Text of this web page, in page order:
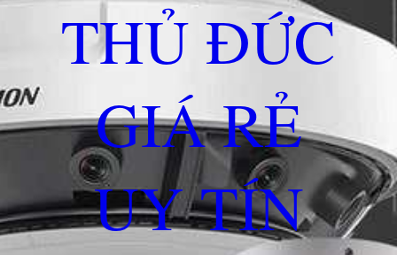
THỦ ĐỨC
GIÁ RẺ
UY TÍN